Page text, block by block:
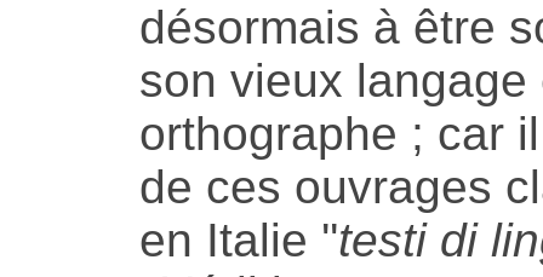
désormais à être
son vieux
orthographe ; car
de ces ouvrages
en Italie ''testi di